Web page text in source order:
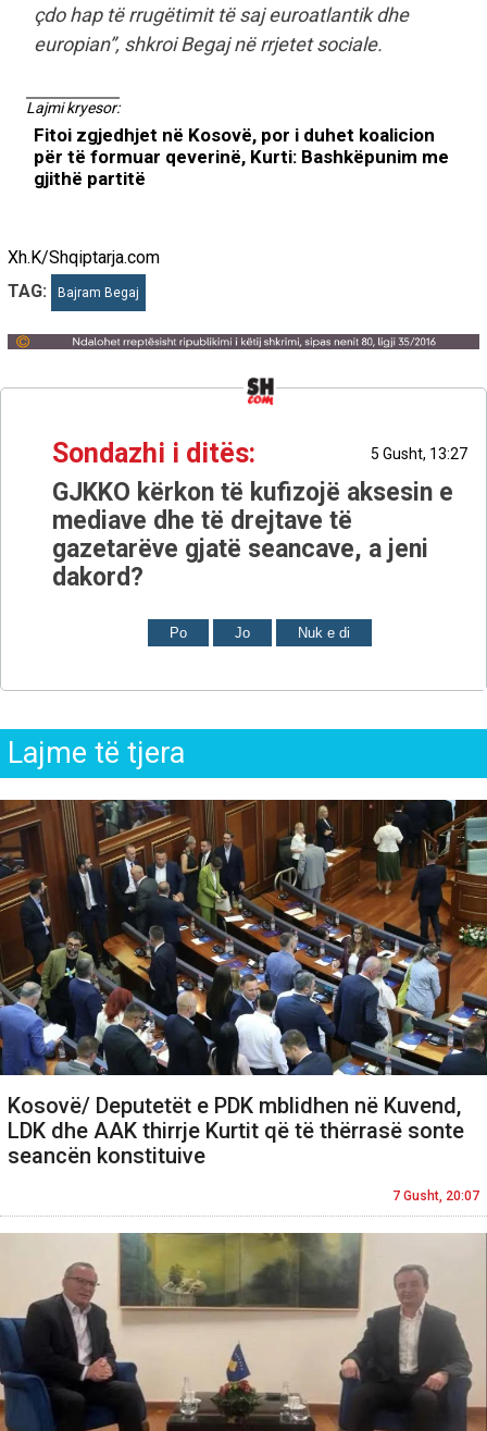
çdo hap të rrugëtimit të saj euroatlantik dhe
europian”, shkroi Begaj në rrjetet sociale.
Lajmi kryesor:
Fitoi zgjedhjet në Kosovë, por i duhet koalicion
për të formuar qeverinë, Kurti: Bashkëpunim me
gjithë partitë
Xh.K/Shqiptarja.com
TAG:
Bajram Begaj
Sondazhi i ditës: 5 Gusht, 13:27
GJKKO kërkon të kufizojë aksesin e
mediave dhe të drejtave të
gazetarëve gjatë seancave, a jeni
dakord?
Po Jo Nuk e di
Lajme të tjera
Kosovë/ Deputetët e PDK mblidhen në Kuvend,
LDK dhe AAK thirrje Kurtit që të thërrasë sonte
seancën konstituive
7 Gusht, 20:07